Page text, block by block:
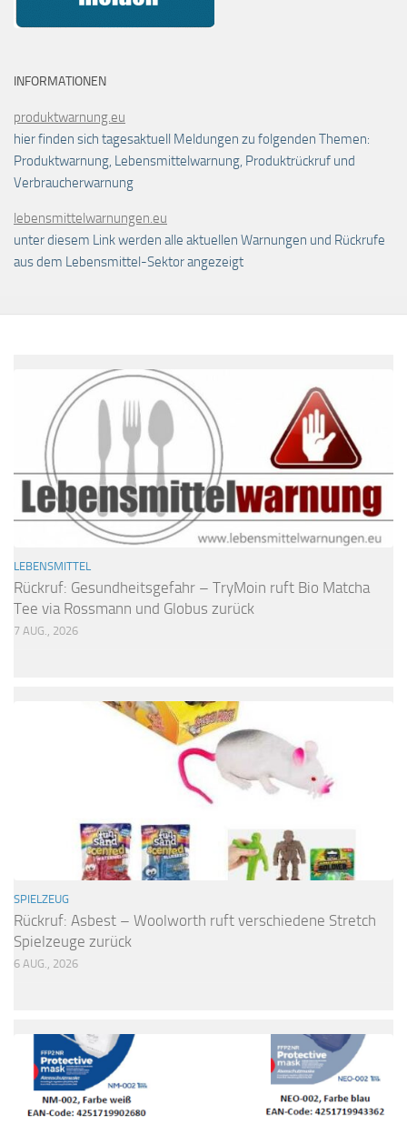
INFORMATIONEN
produktwarnung.eu
hier finden sich tagesaktuell Meldungen zu folgenden Themen:
Produktwarnung, Lebensmittelwarnung, Produktrückruf und
Verbraucherwarnung
lebensmittelwarnungen.eu
unter diesem Link werden alle aktuellen Warnungen und Rückrufe
aus dem Lebensmittel-Sektor angezeigt
LEBENSMITTEL
Rückruf: Gesundheitsgefahr – TryMoin ruft Bio Matcha
Tee via Rossmann und Globus zurück
7 AUG., 2026
SPIELZEUG
Rückruf: Asbest – Woolworth ruft verschiedene Stretch
Spielzeuge zurück
6 AUG., 2026